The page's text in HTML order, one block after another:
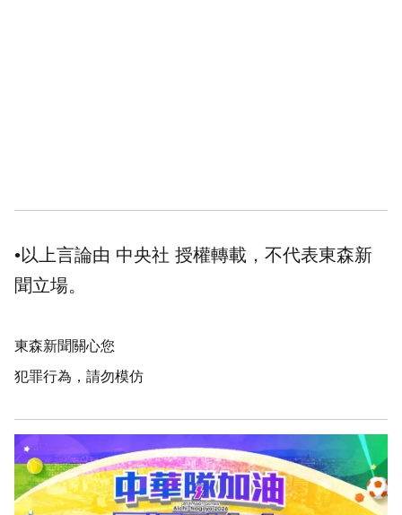
•以上言論由 中央社 授權轉載，不代表東森新
聞立場。
東森新聞關心您
犯罪行為，請勿模仿